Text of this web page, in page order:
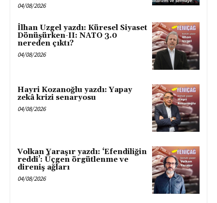
04/08/2026
İlhan Uzgel yazdı: Küresel Siyaset
Dönüşürken-II: NATO 3.0
nereden çıktı?
04/08/2026
Hayri Kozanoğlu yazdı: Yapay
zekâ krizi senaryosu
04/08/2026
Volkan Yaraşır yazdı: ‘Efendiliğin
reddi’: Üçgen örgütlenme ve
direniş ağları
04/08/2026